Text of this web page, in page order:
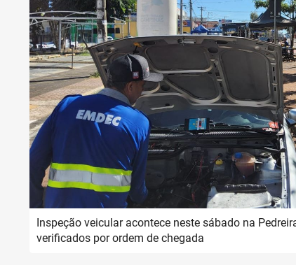
Inspeção veicular acontece neste sábado na
verificados por ordem de chegada